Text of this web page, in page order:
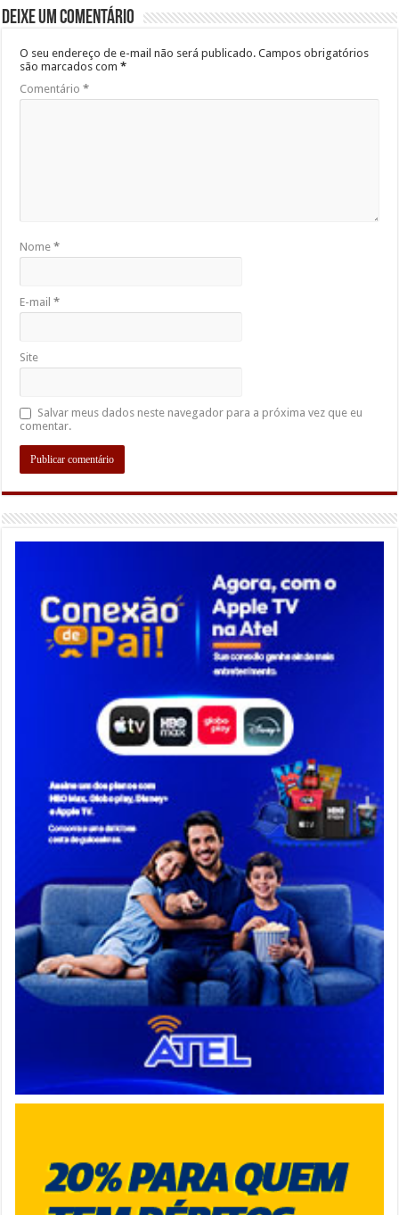
Deixe um comentário
O seu endereço de e-mail não será publicado. Campos obrigatórios
são marcados com*
Comentário*
Nome*
E-mail*
Site
Salvar meus dados neste navegador para a próxima vez que eu
comentar.